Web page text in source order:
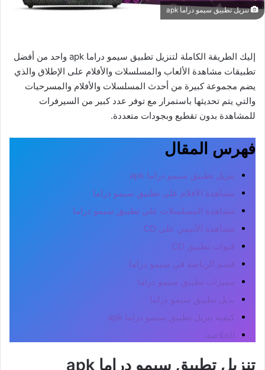
تنزيل تطبيق سيمو دراما apk
إليك الطريقة الكاملة لتنزيل تطبيق سيمو دراما apk واحد من أفضل
تطبيقات مشاهدة الألعاب والمسلسلات والأفلام على الإطلاق والذي
يضم مجموعة كبيرة من أحدث المسلسلات والأفلام والمسرحيات
والتي يتم تحديثها باستمرار مع توفر عدد كبير من السيرفرات
للمشاهدة بدون تقطيع وبجودات متعددة.
فهرس المقال
تنزيل تطبيق سيمو دراما apk
مشاهدة الأفلام على تطبيق سيمو دراما
مشاهدة المسلسلات على تطبيق سيمو دراما
مشاهدة الأنيمي على CD
قنوات تطبيق CD
قسم الرياضة في سيمو دراما
مميزات تطبيق سيمو دراما
بديل تطبيق سيمو دراما
كيفية تنزيل تطبيق سيمو دراما apk
الخلاصة:
تنزيل تطبيق سيمو دراما apk